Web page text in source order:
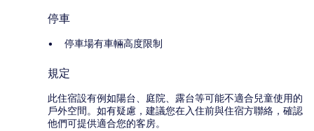
停車
停車場有車輛高度限制
規定
此住宿設有例如陽台、庭院、露台等可能不適合兒童使用的
戶外空間。如有疑慮，建議您在入住前與住宿方聯絡，確認
他們可提供適合您的客房。